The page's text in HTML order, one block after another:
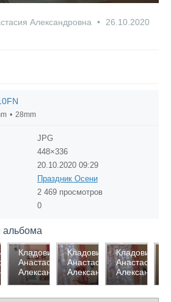
Александровна
26.10.2020
28mm
JPG
448×336
20.10.2020 09:29
Праздник Осени
2 469 просмотров
0
альбома
2296
0
0
Кладовикова
Анастасия
Александровна
2362
0
0
Кладовикова
Анастасия
Александровна
2308
0
0
Кладовикова
Анастасия